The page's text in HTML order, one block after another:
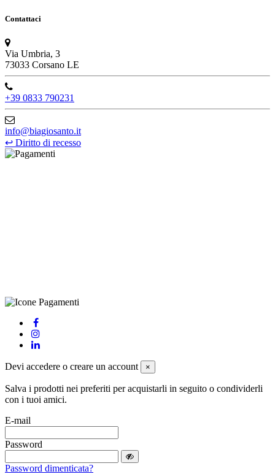
Contattaci
Via Umbria, 3
73033 Corsano LE
+39 0833 790231
info@biagiosanto.it
↩ Diritto di recesso
Devi accedere o creare un account ×
Salva i prodotti nei preferiti per acquistarli in seguito o condividerli
con i tuoi amici.
E-mail
Password
Password dimenticata?